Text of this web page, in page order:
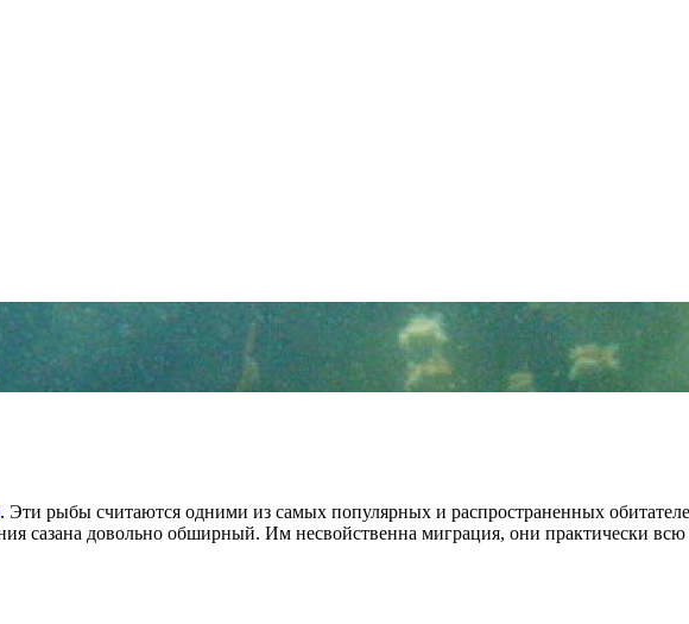
. Эти рыбы считаются одними из самых популярных и распространенных
сазана довольно обширный. Им несвойственна миграция, они практически